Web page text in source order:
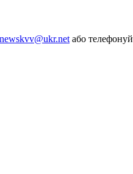
newskvv@ukr.netабо